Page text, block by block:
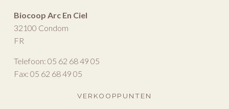
Biocoop Arc En Ciel
32100 Condom
FR
Telefoon: 05 62 68 49 05
Fax: 05 62 68 49 05
VERKOOPPUNTEN